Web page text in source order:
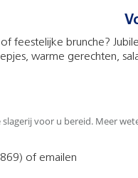
feestelijke brunche?
warme gerechten,
voor u bereid. Meer
of emailen